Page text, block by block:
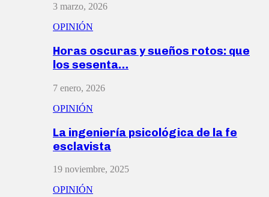
3 marzo, 2026
OPINIÓN
Horas oscuras y sueños rotos: que
los sesenta…
7 enero, 2026
OPINIÓN
La ingeniería psicológica de la fe
esclavista
19 noviembre, 2025
OPINIÓN